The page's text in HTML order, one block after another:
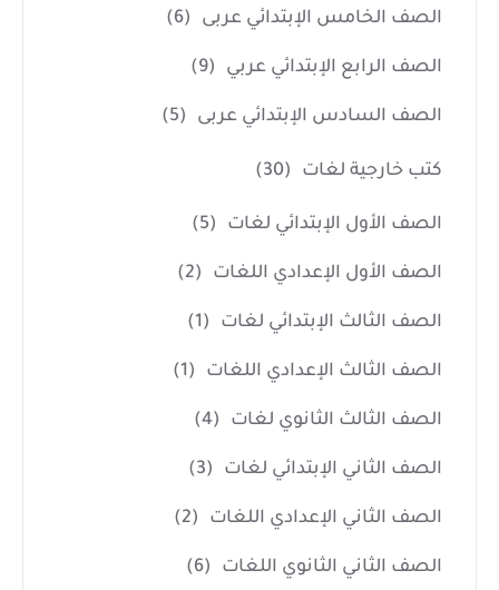
الصف الخامس الإبتدائي عربى (6)
الصف الرابع الإبتدائي عربي (9)
الصف السادس الإبتدائي عربى (5)
كتب خارجية لغات (30)
الصف الأول الإبتدائي لغات (5)
الصف الأول الإعدادي اللغات (2)
الصف الثالث الإبتدائي لغات (1)
الصف الثالث الإعدادي اللغات (1)
الصف الثالث الثانوي لغات (4)
الصف الثاني الإبتدائي لغات (3)
الصف الثاني الإعدادي اللغات (2)
الصف الثاني الثانوي اللغات (6)